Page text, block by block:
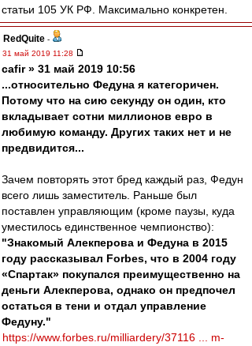
статьи 105 УК РФ. Максимально конкретен.
RedQuite -
31 май 2019 11:28
cafir » 31 май 2019 10:56
...относительно Федуна я категоричен.
Потому что на сию секунду он один, кто
вкладывает сотни миллионов евро в
любимую команду. Других таких нет и не
предвидится...
Зачем повторять этот бред каждый раз, Федун
всего лишь заместитель. Раньше был
поставлен управляющим (кроме паузы, куда
уместилось единственное чемпионство):
"Знакомый Алекперова и Федуна в 2015
году рассказывал Forbes, что в 2004 году
«Спартак» покупался преимущественно на
деньги Алекперова, однако он предпочел
остаться в тени и отдал управление
Федуну."
https://www.forbes.ru/milliardery/37116 ... m-